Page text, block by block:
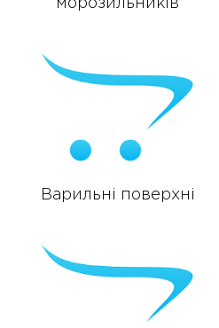
морозильників
Варильні поверхні